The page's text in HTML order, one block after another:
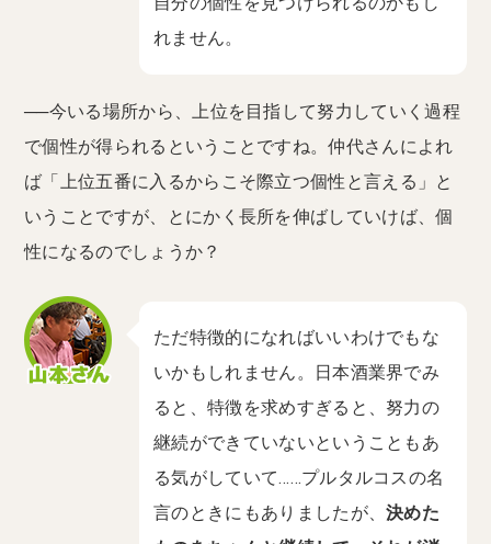
れません。
──今いる場所から、上位を目指して努力していく過程
で個性が得られるということですね。仲代さんによれ
ば「上位五番に入るからこそ際立つ個性と言える」と
いうことですが、とにかく長所を伸ばしていけば、個
性になるのでしょうか？
ただ特徴的になればいいわけでもな
いかもしれません。日本酒業界でみ
ると、特徴を求めすぎると、努力の
継続ができていないということもあ
る気がしていて……プルタルコスの名
言のときにもありましたが、決めた